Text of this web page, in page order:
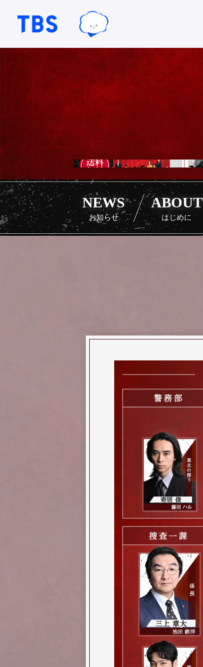
TBSテレビ｜ときめくときを。
NEWS
お知らせ
ABOUT
はじめに